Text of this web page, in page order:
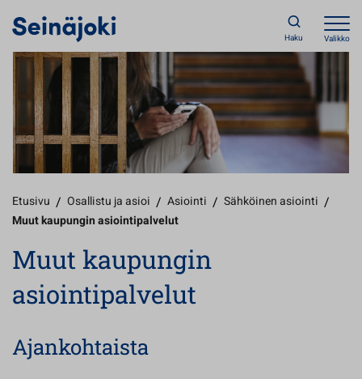
Haku Valikko
Etusivu / Osallistu ja asioi / Asiointi / Sähköinen asiointi /
Muut kaupungin asiointipalvelut
Muut kaupungin
asiointipalvelut
Ajankohtaista